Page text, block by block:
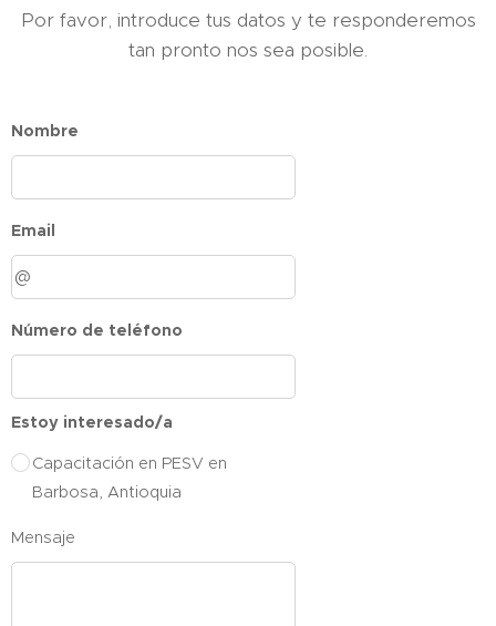
Por favor, introduce tus datos y te responderemos
tan pronto nos sea posible.
Nombre
Email
Número de teléfono
Estoy interesado/a
Capacitación en PESV en
Barbosa, Antioquia
Mensaje